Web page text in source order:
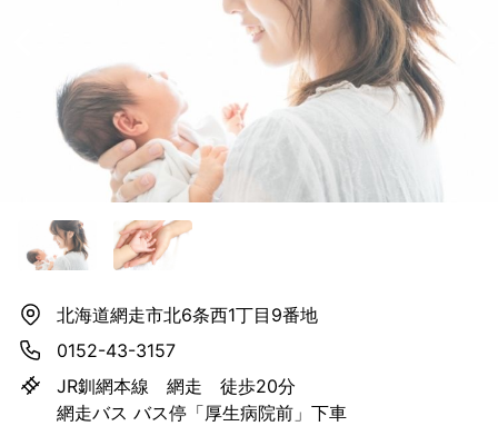
北海道網走市北6条西1丁目9番地
0152-43-3157
JR釧網本線 網走 徒歩20分
網走バス バス停「厚生病院前」下車